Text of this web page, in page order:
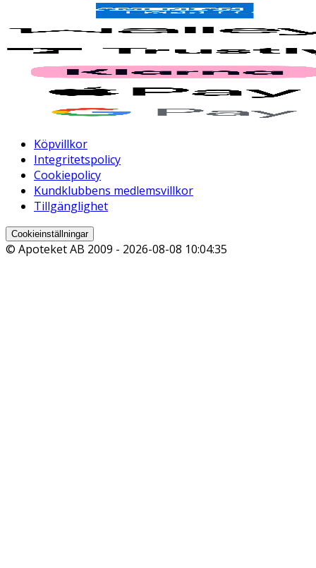
Köpvillkor
Integritetspolicy
Cookiepolicy
Kundklubbens medlemsvillkor
Tillgänglighet
Cookieinställningar
© Apoteket AB 2009 - 2026-08-08 10:04:35